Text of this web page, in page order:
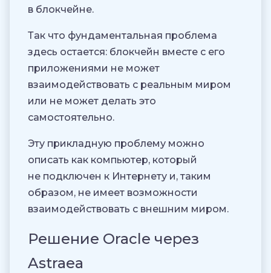
в блокчейне.
Так что фундаментальная проблема
здесь остается: блокчейн вместе с его
приложениями не может
взаимодействовать с реальным миром
или не может делать это
самостоятельно.
Эту прикладную проблему можно
описать как компьютер, который
не подключен к Интернету и, таким
образом, не имеет возможности
взаимодействовать с внешним миром.
Решение Oracle через
Astraea